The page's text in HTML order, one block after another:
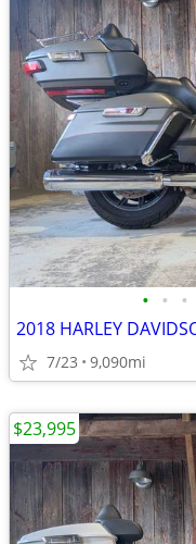
• • •
7/23 9,090mi
$23,995